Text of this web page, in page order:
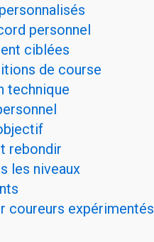
personnel
ciblées
de course
technique
rebondir
les niveaux
coureurs expérimentés